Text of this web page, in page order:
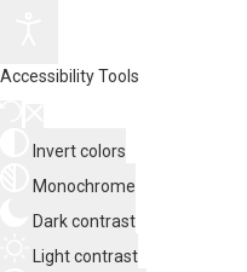
Accessibility Tools
Invert colors
Monochrome
Dark contrast
Light contrast